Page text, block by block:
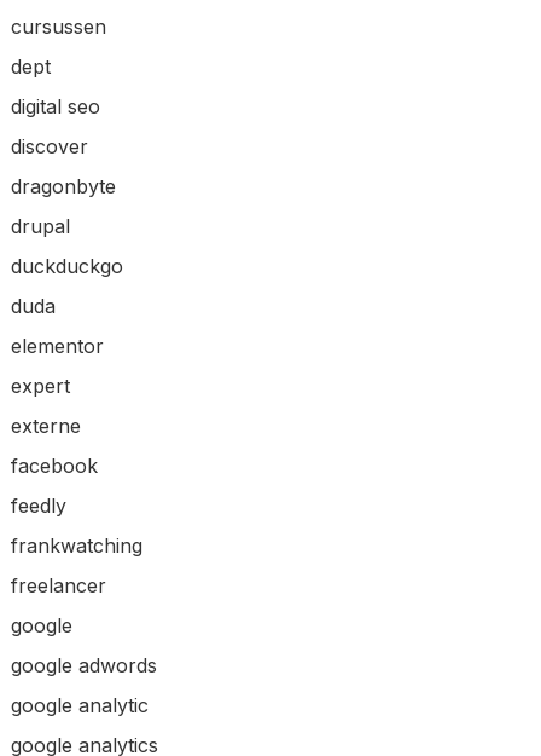
cursussen
dept
digital seo
discover
dragonbyte
drupal
duckduckgo
duda
elementor
expert
externe
facebook
feedly
frankwatching
freelancer
google
google adwords
google analytic
google analytics